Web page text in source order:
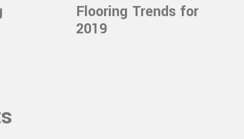
Flooring Trends for
2019